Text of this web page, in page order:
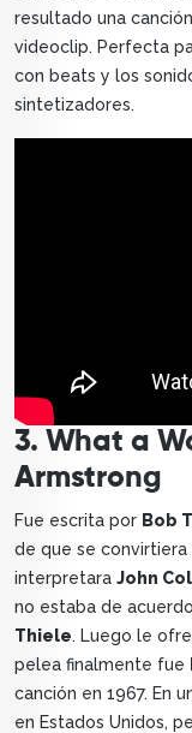
resultado una
videoclip. Perfecta
con beats y los
sintetizadores.
3. What a
Armstrong
Fue escrita por Bob
de que se convirtiera
interpretara John
no estaba de
Thiele. Luego le
pelea finalmente fue
canción en 1967. En
en Estados Unidos,